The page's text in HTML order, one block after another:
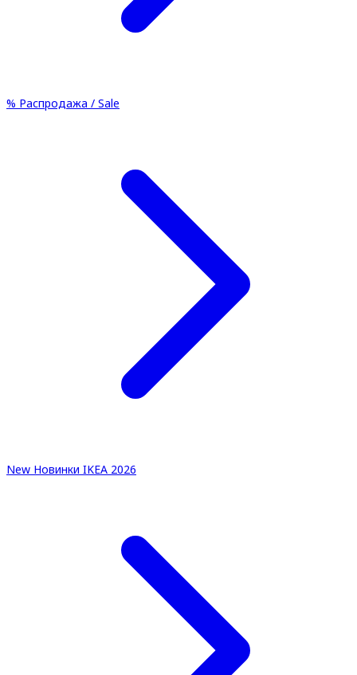
% Распродажа / Sale
New Новинки IKEA 2026